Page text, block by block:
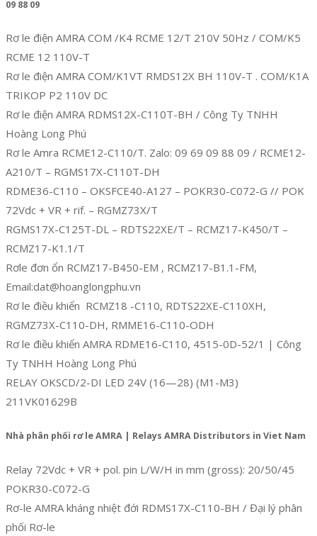
09 88 09
Rơ le điện AMRA COM /K4 RCME 12/T 210V 50Hz / COM/K5
RCME 12 110V-T
Rơ le điện AMRA COM/K1VT RMDS12X BH 110V-T . COM/K1A
TRIKOP P2 110V DC
Rơ le điện AMRA RDMS12X-C110T-BH / Công Ty TNHH
Hoàng Long Phú
Rơ le Amra RCME12-C110/T. Zalo: 09 69 09 88 09 / RCME12-
A210/T – RGMS17X-C110T-DH
RDME36-C110 – OKSFCE40-A127 – POKR30-C072-G // POK
72Vdc + VR + rif. – RGMZ73X/T
RGMS17X-C125T-DL – RDTS22XE/T – RCMZ17-K450/T –
RCMZ17-K1.1/T
Rơle đơn ổn RCMZ17-B450-EM , RCMZ17-B1.1-FM,
Email:dat@hoanglongphu.vn
Rơ le điều khiển RCMZ18 -C110, RDTS22XE-C110XH,
RGMZ73X-C110-DH, RMME16-C110-ODH
Rơ le điều khiển AMRA RDME16-C110, 4515-0D-52/1 | Công
Ty TNHH Hoàng Long Phú
RELAY OKSCD/2-DI LED 24V (16—28) (M1-M3)
211VK01629B
Nhà phân phối rơ le AMRA | Relays AMRA Distributors in Viet Nam
Relay 72Vdc + VR + pol. pin L/W/H in mm (gross): 20/50/45
POKR30-C072-G
Rơ-le AMRA kháng nhiệt đới RDMS17X-C110-BH / Đại lý phân
phối Rơ-le